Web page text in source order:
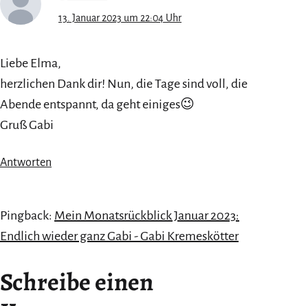
13. Januar 2023 um 22:04 Uhr
Liebe Elma,
herzlichen Dank dir! Nun, die Tage sind voll, die
Abende entspannt, da geht einiges😉
Gruß Gabi
Antworten
Pingback: Mein Monatsrückblick Januar 2023:
Endlich wieder ganz Gabi - Gabi Kremeskötter
Schreibe einen